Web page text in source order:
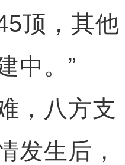
顶，其他
中。”
八方支
发生后，